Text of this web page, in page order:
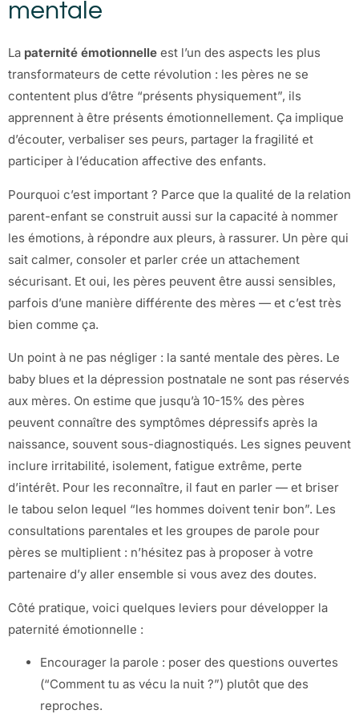
mentale
La paternité émotionnelle est l’un des aspects les plus
transformateurs de cette révolution : les pères ne se
contentent plus d’être “présents physiquement”, ils
apprennent à être présents émotionnellement. Ça implique
d’écouter, verbaliser ses peurs, partager la fragilité et
participer à l’éducation affective des enfants.
Pourquoi c’est important ? Parce que la qualité de la relation
parent-enfant se construit aussi sur la capacité à nommer
les émotions, à répondre aux pleurs, à rassurer. Un père qui
sait calmer, consoler et parler crée un attachement
sécurisant. Et oui, les pères peuvent être aussi sensibles,
parfois d’une manière différente des mères — et c’est très
bien comme ça.
Un point à ne pas négliger : la santé mentale des pères. Le
baby blues et la dépression postnatale ne sont pas réservés
aux mères. On estime que jusqu’à 10-15% des pères
peuvent connaître des symptômes dépressifs après la
naissance, souvent sous-diagnostiqués. Les signes peuvent
inclure irritabilité, isolement, fatigue extrême, perte
d’intérêt. Pour les reconnaître, il faut en parler — et briser
le tabou selon lequel “les hommes doivent tenir bon”. Les
consultations parentales et les groupes de parole pour
pères se multiplient : n’hésitez pas à proposer à votre
partenaire d’y aller ensemble si vous avez des doutes.
Côté pratique, voici quelques leviers pour développer la
paternité émotionnelle :
Encourager la parole : poser des questions ouvertes
(“Comment tu as vécu la nuit ?”) plutôt que des
reproches.